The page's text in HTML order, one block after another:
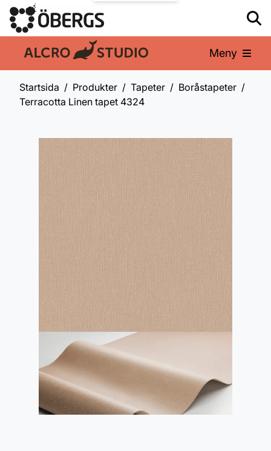
En del av: Meny
Startsida Produkter Tapeter
Boråstapeter
Terracotta Linen tapet 4324